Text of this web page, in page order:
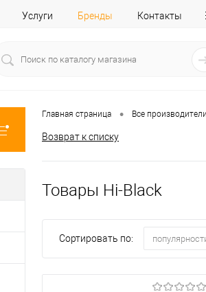
Услуги Бренды Контакты
Главная страница • Все производители
Возврат к списку
Товары Hi-Black
Сортировать по: